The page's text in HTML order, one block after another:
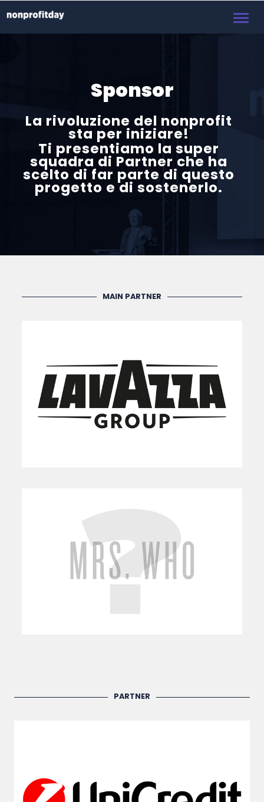
Sponsor
La rivoluzione del nonprofit
sta per iniziare!
Ti presentiamo la super
squadra di Partner che ha
scelto di far parte di questo
progetto e di sostenerlo.
MAIN PARTNER
PARTNER